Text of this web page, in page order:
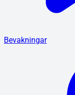
Bevakningar